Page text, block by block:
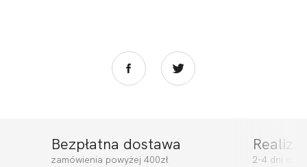
Bezpłatna dostawa
zamówienia powyżej 400zł 2-4 dni